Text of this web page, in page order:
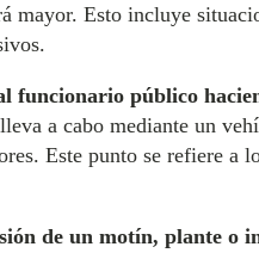
mayor. Esto incluye
funcionario público
a cabo mediante un
Este punto se refiere a
de un motín, plante